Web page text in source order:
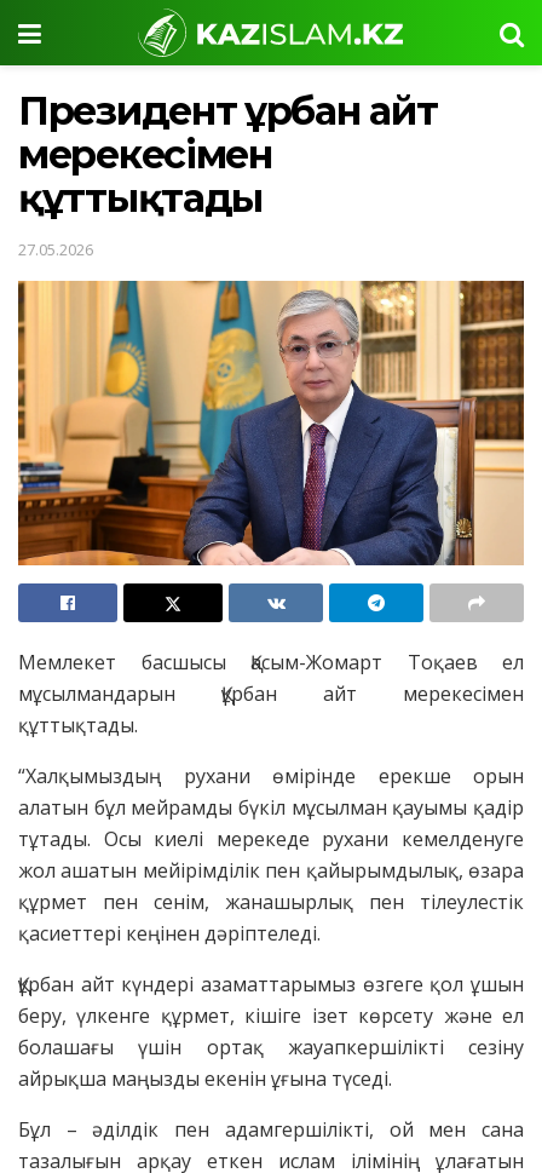
Президент Құрбан айт
мерекесімен
құттықтады
27.05.2026
Мемлекет басшысы Қасым-Жомарт Тоқаев ел
мұсылмандарын Құрбан айт мерекесімен
құттықтады.
“Халқымыздың рухани өмірінде ерекше орын
алатын бұл мейрамды бүкіл мұсылман қауымы қадір
тұтады. Осы киелі мерекеде рухани кемелденуге
жол ашатын мейірімділік пен қайырымдылық, өзара
құрмет пен сенім, жанашырлық пен тілеулестік
қасиеттері кеңінен дәріптеледі.
Құрбан айт күндері азаматтарымыз өзгеге қол ұшын
беру, үлкенге құрмет, кішіге ізет көрсету және ел
болашағы үшін ортақ жауапкершілікті сезіну
айрықша маңызды екенін ұғына түседі.
Бұл – әділдік пен адамгершілікті, ой мен сана
тазалығын арқау еткен ислам ілімінің ұлағатын